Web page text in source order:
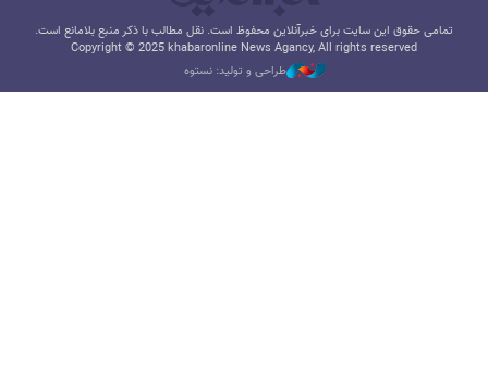
تمامی حقوق این سایت برای خبرآنلاین محفوظ است. نقل مطالب با ذکر منبع بلامانع است.
Copyright © 2025 khabaronline News Agancy, All rights reserved
طراحی و تولید: نستوه